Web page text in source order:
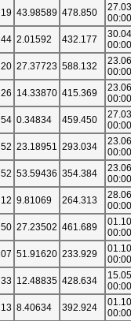
19 43.98589 478.850
00:00
44 2.01592 432.177
00:00
20 27.37723 588.132
00:00
26 14.33870 415.369
00:00
54 0.34834 459.450
00:00
52 23.18951 293.034
00:00
52 53.59436 354.384
00:00
12 9.81069 264.313
00:00
50 27.23502 461.689
00:00
07 51.91620 233.929
00:00
33 12.48835 428.634
00:00
13 8.40634 392.924
00:00